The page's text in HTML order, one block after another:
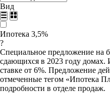
Вид
Ипотека 3,5%
?
Специальное предложение на
сдающихся в 2023 году домах.
ставке от 6%. Предложение
отмеченные тегом «Ипотека
подробности в отделе продаж.